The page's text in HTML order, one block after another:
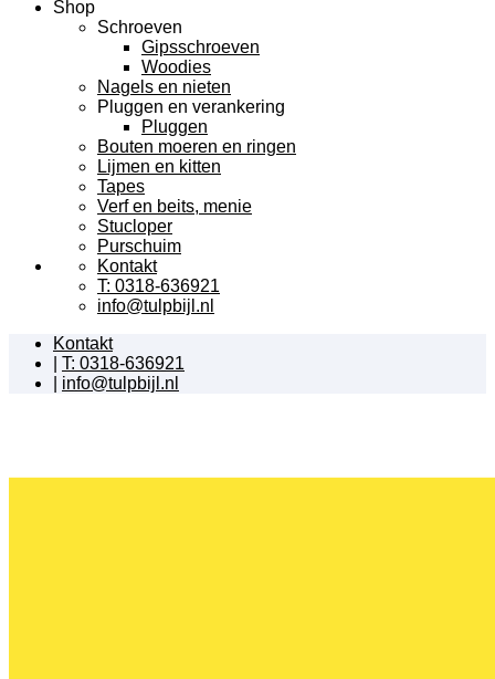
Shop
Schroeven
Gipsschroeven
Woodies
Nagels en nieten
Pluggen en verankering
Pluggen
Bouten moeren en ringen
Lijmen en kitten
Tapes
Verf en beits, menie
Stucloper
Purschuim
Kontakt
T: 0318-636921
info@tulpbijl.nl
Kontakt
T: 0318-636921
info@tulpbijl.nl